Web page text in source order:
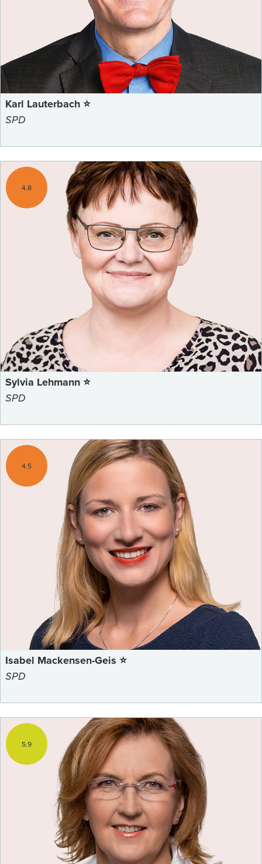
Karl Lauterbach ⭐
SPD
4.8
Sylvia Lehmann ⭐
SPD
4.5
Isabel Mackensen-Geis ⭐
SPD
5.9